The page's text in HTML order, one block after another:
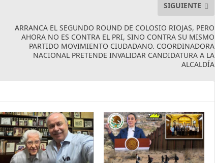
SIGUIENTE
ARRANCA EL SEGUNDO ROUND DE COLOSIO RIOJAS, PERO
AHORA NO ES CONTRA EL PRI, SINO CONTRA SU MISMO
PARTIDO MOVIMIENTO CIUDADANO. COORDINADORA
NACIONAL PRETENDE INVALIDAR CANDIDATURA A LA
ALCALDÍA